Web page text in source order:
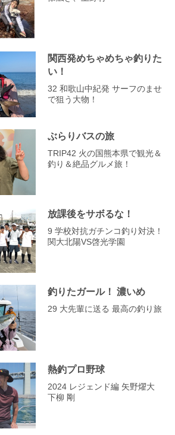
関西発めちゃめちゃ釣りた
い！
32 和歌山中紀発 サーフのませ
で狙う大物！
ぶらりバスの旅
TRIP42 火の国熊本県で観光＆
釣り＆絶品グルメ旅！
放課後をサボるな！
9 学校対抗ガチンコ釣り対決！
関大北陽VS啓光学園
釣りたガール！ 濃いめ
29 大先輩に送る 最高の釣り旅
熱釣プロ野球
2024 レジェンド編 矢野燿大
下柳 剛